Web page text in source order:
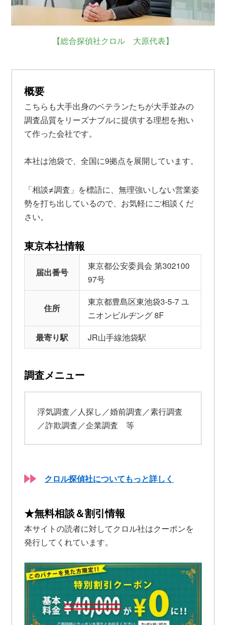
【総合探偵社クロル 大原代表】
概要
こちらも大手出身のベテランたちが大手並みの
調査品質をリーズナブルに提供する理想を抱い
て作った会社です。
本社は池袋で、全国に9拠点を展開しています。
「相談≠調査」を標語に、無理強いしない営業姿
勢を打ち出しているので、お気軽にご相談くだ
さい。
東京本社情報
届出番号
東京都公安委員会 第302100
97号
住所
東京都豊島区東池袋3-5-7 ユ
ニオンビルヂング 8F
最寄り駅
JR山手線池袋駅
調査メニュー
浮気調査／人探し／婚前調査／素行調査
／詐欺調査／企業調査 等
クロル探偵社についてもっと詳しく
★無料相談＆割引情報
本サイトの読者に対してクロル社はクーポンを
発行してくれています。